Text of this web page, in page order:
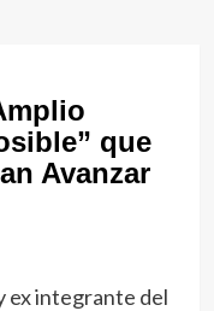
que
Avanzar
ex integrante del